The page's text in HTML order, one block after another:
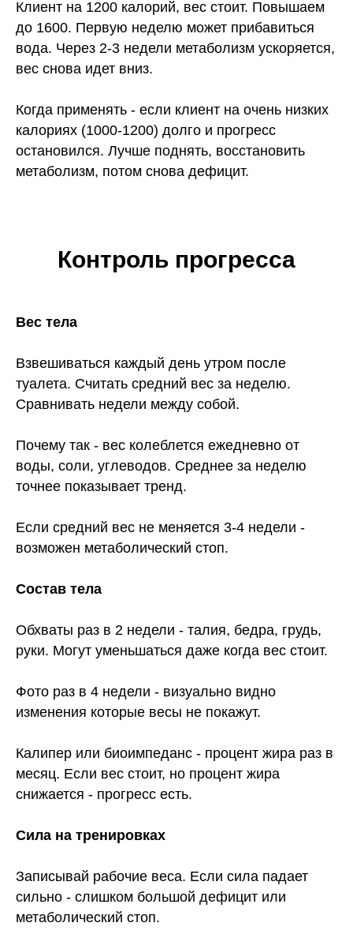
Клиент на 1200 калорий, вес стоит. Повышаем
до 1600. Первую неделю может прибавиться
вода. Через 2-3 недели метаболизм ускоряется,
вес снова идет вниз.
Когда применять - если клиент на очень низких
калориях (1000-1200) долго и прогресс
остановился. Лучше поднять, восстановить
метаболизм, потом снова дефицит.
Контроль прогресса
Вес тела
Взвешиваться каждый день утром после
туалета. Считать средний вес за неделю.
Сравнивать недели между собой.
Почему так - вес колеблется ежедневно от
воды, соли, углеводов. Среднее за неделю
точнее показывает тренд.
Если средний вес не меняется 3-4 недели -
возможен метаболический стоп.
Состав тела
Обхваты раз в 2 недели - талия, бедра, грудь,
руки. Могут уменьшаться даже когда вес стоит.
Фото раз в 4 недели - визуально видно
изменения которые весы не покажут.
Калипер или биоимпеданс - процент жира раз в
месяц. Если вес стоит, но процент жира
снижается - прогресс есть.
Сила на тренировках
Записывай рабочие веса. Если сила падает
сильно - слишком большой дефицит или
метаболический стоп.